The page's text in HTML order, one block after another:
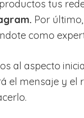
tus
Por
como
al aspecto
el mensaje y el